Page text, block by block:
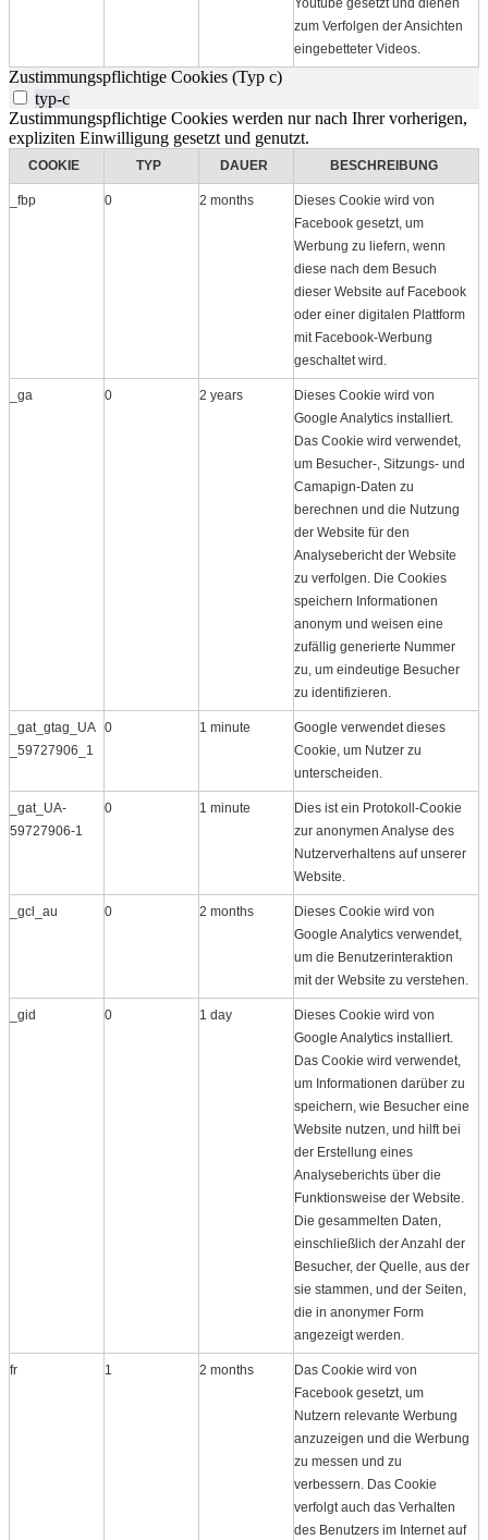
Youtube gesetzt und dienen
zum Verfolgen der Ansichten
eingebetteter Videos.
Zustimmungspflichtige Cookies (Typ c)
typ-c
Zustimmungspflichtige Cookies werden nur nach Ihrer vorherigen,
expliziten Einwilligung gesetzt und genutzt.
COOKIE TYP DAUER BESCHREIBUNG
_fbp 0 2 months
Dieses Cookie wird von
Facebook gesetzt, um
Werbung zu liefern, wenn
diese nach dem Besuch
dieser Website auf Facebook
oder einer digitalen Plattform
mit Facebook-Werbung
geschaltet wird.
_ga 0 2 years
Dieses Cookie wird von
Google Analytics installiert.
Das Cookie wird verwendet,
um Besucher-, Sitzungs- und
Camapign-Daten zu
berechnen und die Nutzung
der Website für den
Analysebericht der Website
zu verfolgen. Die Cookies
speichern Informationen
anonym und weisen eine
zufällig generierte Nummer
zu, um eindeutige Besucher
zu identifizieren.
_gat_gtag_UA
_59727906_1
0 1 minute
Google verwendet dieses
Cookie, um Nutzer zu
unterscheiden.
_gat_UA-
59727906-1
0 1 minute
Dies ist ein Protokoll​-Cookie
zur anonymen Analyse des
Nutzerverhaltens auf unserer
Website.
_gcl_au 0 2 months
Dieses Cookie wird von
Google Analytics verwendet,
um die Benutzerinteraktion
mit der Website zu verstehen.
_gid 0 1 day
Dieses Cookie wird von
Google Analytics installiert.
Das Cookie wird verwendet,
um Informationen darüber zu
speichern, wie Besucher eine
Website nutzen, und hilft bei
der Erstellung eines
Analyseberichts über die
Funktionsweise der Website.
Die gesammelten Daten,
einschließlich der Anzahl der
Besucher, der Quelle, aus der
sie stammen, und der Seiten,
die in anonymer Form
angezeigt werden.
fr 1 2 months
Das Cookie wird von
Facebook gesetzt, um
Nutzern relevante Werbung
anzuzeigen und die Werbung
zu messen und zu
verbessern. Das Cookie
verfolgt auch das Verhalten
des Benutzers im Internet auf